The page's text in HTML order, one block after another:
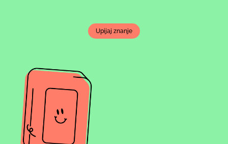
Upijaj znanje